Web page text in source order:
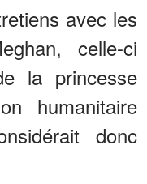
avec les
celle-ci
la princesse
humanitaire
donc